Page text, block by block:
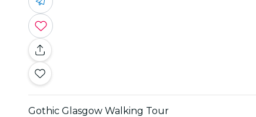
Gothic Glasgow Walking Tour